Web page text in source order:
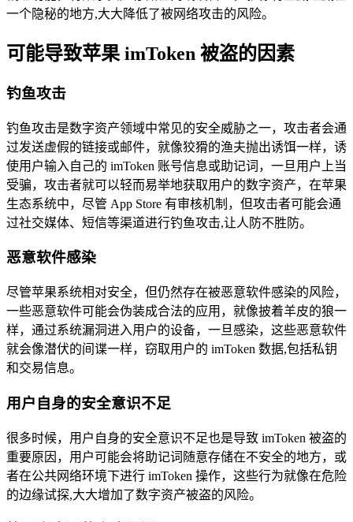
一个隐秘的地方,大大降低了被网络攻击的风险。
可能导致苹果 imToken 被盗的因素
钓鱼攻击
钓鱼攻击是数字资产领域中常见的安全威胁之一，攻击者会通
过发送虚假的链接或邮件，就像狡猾的渔夫抛出诱饵一样，诱
使用户输入自己的 imToken 账号信息或助记词，一旦用户上当
受骗，攻击者就可以轻而易举地获取用户的数字资产，在苹果
生态系统中，尽管 App Store 有审核机制，但攻击者可能会通
过社交媒体、短信等渠道进行钓鱼攻击,让人防不胜防。
恶意软件感染
尽管苹果系统相对安全，但仍然存在被恶意软件感染的风险，
一些恶意软件可能会伪装成合法的应用，就像披着羊皮的狼一
样，通过系统漏洞进入用户的设备，一旦感染，这些恶意软件
就会像潜伏的间谍一样，窃取用户的 imToken 数据,包括私钥
和交易信息。
用户自身的安全意识不足
很多时候，用户自身的安全意识不足也是导致 imToken 被盗的
重要原因，用户可能会将助记词随意存储在不安全的地方，或
者在公共网络环境下进行 imToken 操作，这些行为就像在危险
的边缘试探,大大增加了数字资产被盗的风险。